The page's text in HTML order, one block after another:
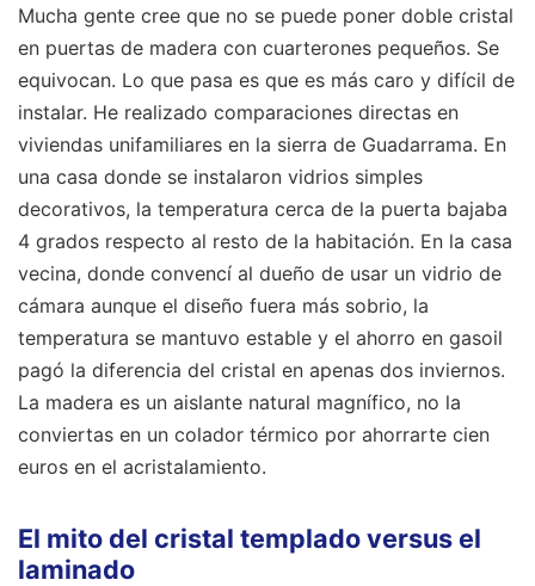
Mucha gente cree que no se puede poner doble cristal
en puertas de madera con cuarterones pequeños. Se
equivocan. Lo que pasa es que es más caro y difícil de
instalar. He realizado comparaciones directas en
viviendas unifamiliares en la sierra de Guadarrama. En
una casa donde se instalaron vidrios simples
decorativos, la temperatura cerca de la puerta bajaba
4 grados respecto al resto de la habitación. En la casa
vecina, donde convencí al dueño de usar un vidrio de
cámara aunque el diseño fuera más sobrio, la
temperatura se mantuvo estable y el ahorro en gasoil
pagó la diferencia del cristal en apenas dos inviernos.
La madera es un aislante natural magnífico, no la
conviertas en un colador térmico por ahorrarte cien
euros en el acristalamiento.
El mito del cristal templado versus el
laminado